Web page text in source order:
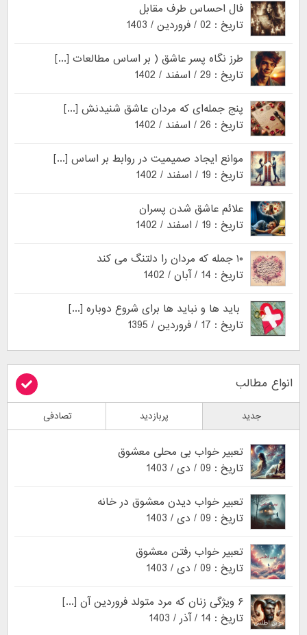
فال احساس طرف مقابل
تاریخ : 02 / فروردین / 1403
طرز نگاه پسر عاشق ( بر اساس مطالعات [...]
تاریخ : 29 / اسفند / 1402
پنج جمله‌ای که مردان عاشق شنیدنش [...]
تاریخ : 26 / اسفند / 1402
موانع ایجاد صمیمیت در روابط بر اساس [...]
تاریخ : 19 / اسفند / 1402
علائم عاشق شدن پسران
تاریخ : 19 / اسفند / 1402
۱۰ جمله که مردان را دلتنگ می کند
تاریخ : 14 / آبان / 1402
باید ها و نباید ها برای شروع دوباره [...]
تاریخ : 17 / فروردین / 1395
انواع مطالب
جدید پربازدید تصادفی
تعبیر خواب بی محلی معشوق
تاریخ : 09 / دی / 1403
تعبیر خواب دیدن معشوق در خانه
تاریخ : 09 / دی / 1403
تعبیر خواب رفتن معشوق
تاریخ : 09 / دی / 1403
۶ ویژگی زنان که مرد متولد فروردین آن [...]
تاریخ : 14 / آذر / 1403